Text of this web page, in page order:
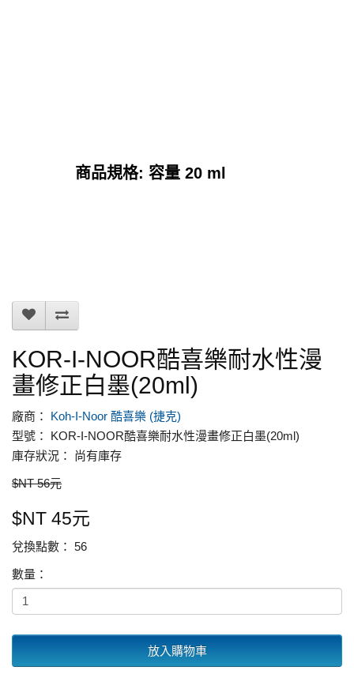
商品規格: 容量 20 ml
KOR-I-NOOR酷喜樂耐水性漫
畫修正白墨(20ml)
廠商： Koh-I-Noor 酷喜樂 (捷克)
型號： KOR-I-NOOR酷喜樂耐水性漫畫修正白墨(20ml)
庫存狀況： 尚有庫存
$NT 56元
$NT 45元
兌換點數： 56
數量：
放入購物車